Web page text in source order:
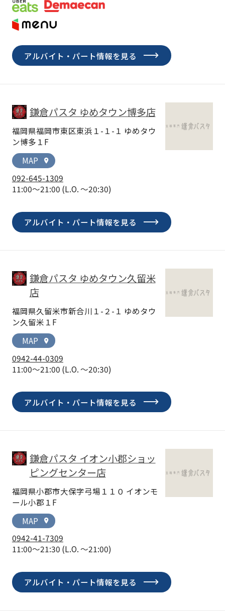
アルバイト・パート情報を見る
鎌倉パスタ ゆめタウン博多店
福岡県福岡市東区東浜１-１-１ ゆめタウ
ン博多１F
MAP
location_on
092-645-1309
11:00～21:00 (L.O. ～20:30)
アルバイト・パート情報を見る
鎌倉パスタ ゆめタウン久留米
店
福岡県久留米市新合川１-２-１ ゆめタウ
ン久留米１F
MAP
location_on
0942-44-0309
11:00～21:00 (L.O. ～20:30)
アルバイト・パート情報を見る
鎌倉パスタ イオン小郡ショッ
ピングセンター店
福岡県小郡市大保字弓場１１０ イオンモ
ール小郡１F
MAP
location_on
0942-41-7309
11:00～21:30 (L.O. ～21:00)
アルバイト・パート情報を見る